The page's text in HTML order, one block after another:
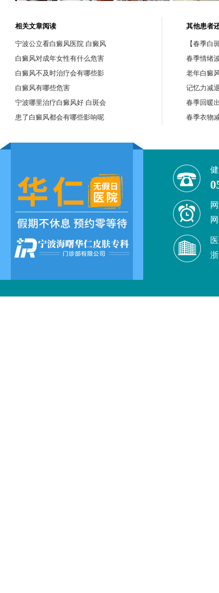
相关文章阅读
宁波公立看白癜风医院 白癜风
白癜风对成年女性有什么危害
白癜风不及时治疗会有哪些影
白癜风有哪些危害
宁波哪里治疗白癜风好 白斑会
患了白癜风都会有哪些影响呢
其他患者
【春季白
春季情绪
老年白癜
记忆力减
春季回暖
春季衣物